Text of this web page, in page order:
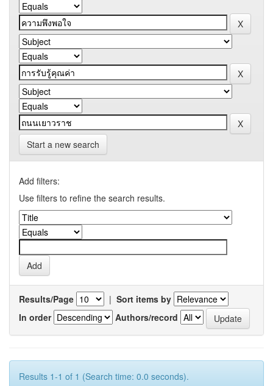
Start a new search
Add filters:
Use filters to refine the search results.
Results/Page | Sort items by
In order
Authors/record
Results 1-1 of 1 (Search time: 0.0 seconds).